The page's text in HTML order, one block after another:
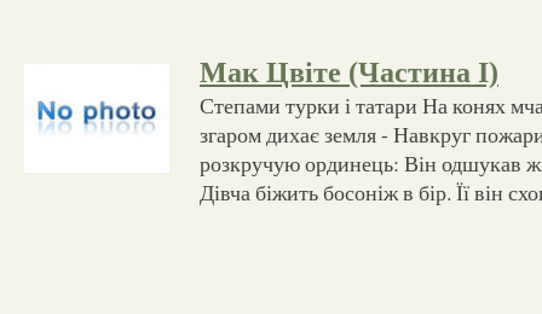
Мак Цвіте (Частина I)
Степами турки і татари На конях
згаром дихає земля - Навкруг
розкручую ординець: Він одшукав
Дівча біжить босоніж в бір. Її він